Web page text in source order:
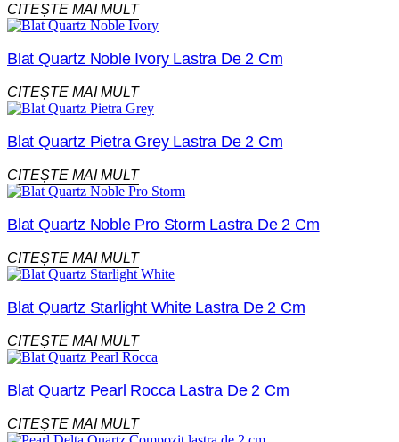
CITEȘTE MAI MULT
Blat Quartz Noble Ivory Lastra De 2 Cm
CITEȘTE MAI MULT
Blat Quartz Pietra Grey Lastra De 2 Cm
CITEȘTE MAI MULT
Blat Quartz Noble Pro Storm Lastra De 2 Cm
CITEȘTE MAI MULT
Blat Quartz Starlight White Lastra De 2 Cm
CITEȘTE MAI MULT
Blat Quartz Pearl Rocca Lastra De 2 Cm
CITEȘTE MAI MULT